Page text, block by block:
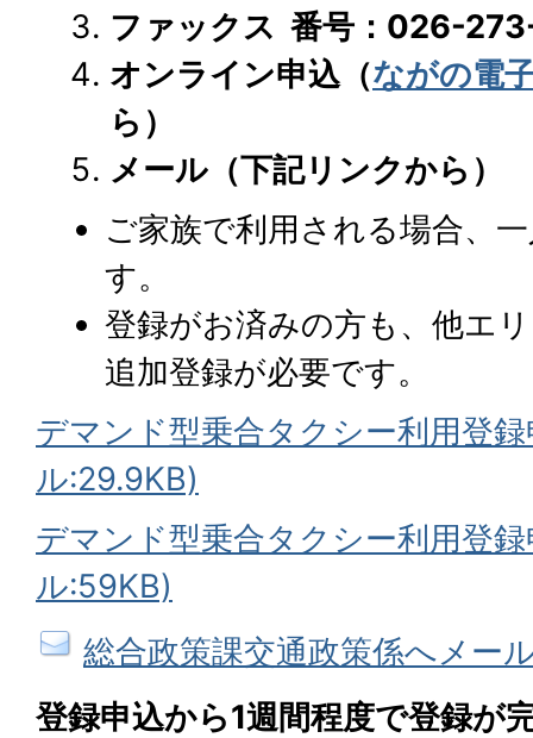
ファックス 番号：026-
オンライン申込（ながの電
ら）
メール（下記リンクから）
ご家族で利用される場合、
す。
登録がお済みの方も、他エ
追加登録が必要です。
デマンド型乗合タクシー利用登
ル:29.9KB)
デマンド型乗合タクシー利用登
ル:59KB)
総合政策課交通政策係へメー
登録申込から1週間程度で登録が